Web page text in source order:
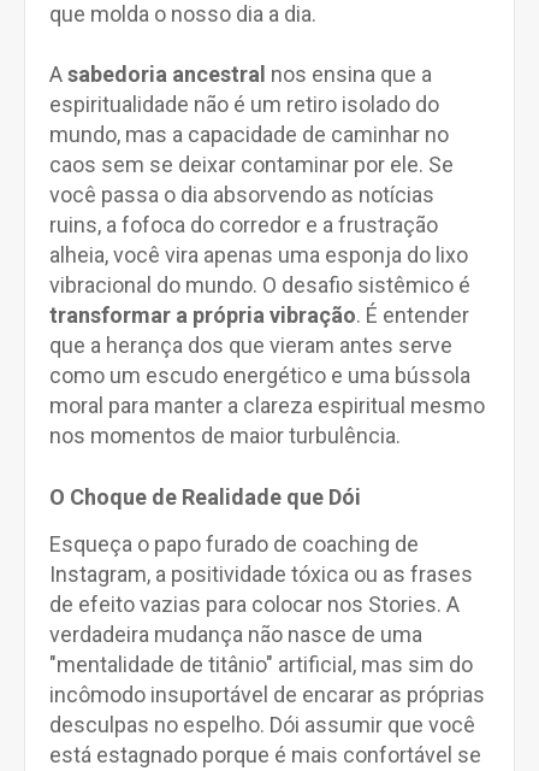
que molda o nosso dia a dia.
Asabedoria ancestral nos ensina que a
espiritualidade não é um retiro isolado do
mundo, mas a capacidade de caminhar no
caos sem se deixar contaminar por ele. Se
você passa o dia absorvendo as notícias
ruins, a fofoca do corredor e a frustração
alheia, você vira apenas uma esponja do lixo
vibracional do mundo. O desafio sistêmico é
transformar a própria vibração. É entender
que a herança dos que vieram antes serve
como um escudo energético e uma bússola
moral para manter a clareza espiritual mesmo
nos momentos de maior turbulência.
O Choque de Realidade que Dói
Esqueça o papo furado de coaching de
Instagram, a positividade tóxica ou as frases
de efeito vazias para colocar nos Stories. A
verdadeira mudança não nasce de uma
"mentalidade de titânio" artificial, mas sim do
incômodo insuportável de encarar as próprias
desculpas no espelho. Dói assumir que você
está estagnado porque é mais confortável se